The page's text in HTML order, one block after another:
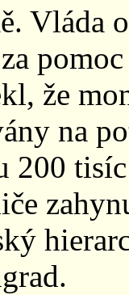
Vláda
že
na
200